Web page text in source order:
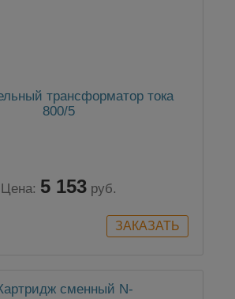
трансформатор тока
800/5
Цена: 5 153 руб.